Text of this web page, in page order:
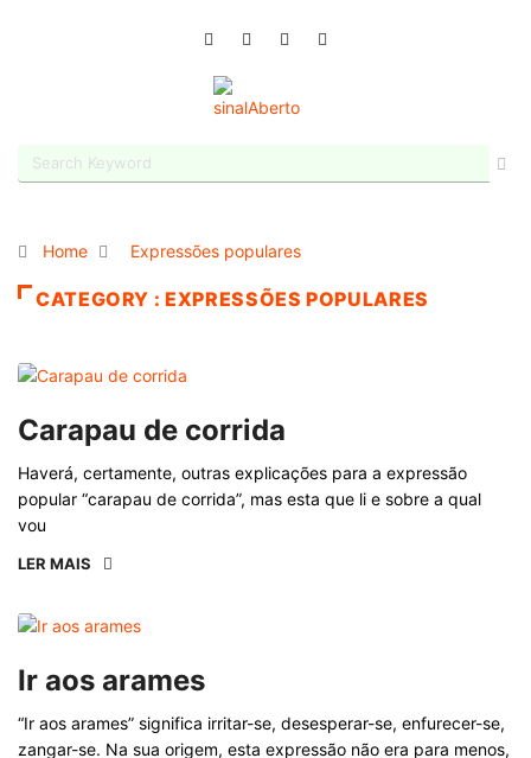
Home Expressões populares
CATEGORY : EXPRESSÕES POPULARES
Carapau de corrida
Haverá, certamente, outras explicações para a expressão
popular “carapau de corrida”, mas esta que li e sobre a qual
vou
LER MAIS
Ir aos arames
“Ir aos arames” significa irritar-se, desesperar-se, enfurecer-se,
zangar-se. Na sua origem, esta expressão não era para menos,